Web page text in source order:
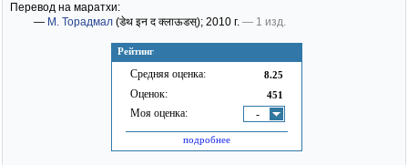
Рейтинг
Средняя оценка: 8.25
Оценок: 451
Моя оценка: -
подробнее
Перевод на маратхи:
— М. Торадмал (डेथ इन द क्लाऊडस्); 2010 г. — 1 изд.